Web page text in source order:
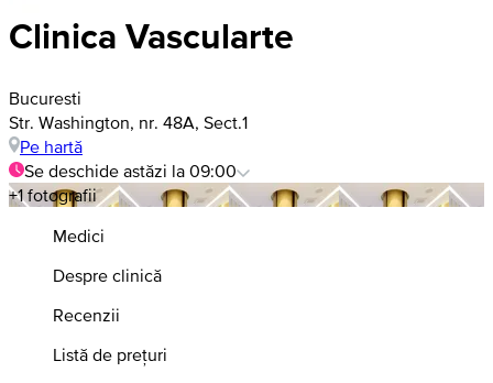
Clinica Vascularte
Bucuresti
Str. Washington, nr. 48A, Sect.1
Pe hartă
Se deschide astăzi la 09:00
+1 fotografii
Medici
Despre clinică
Recenzii
Listă de prețuri